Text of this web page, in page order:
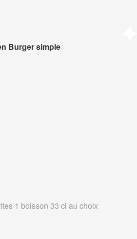
Burger simple
1 boisson 33 cl au choix